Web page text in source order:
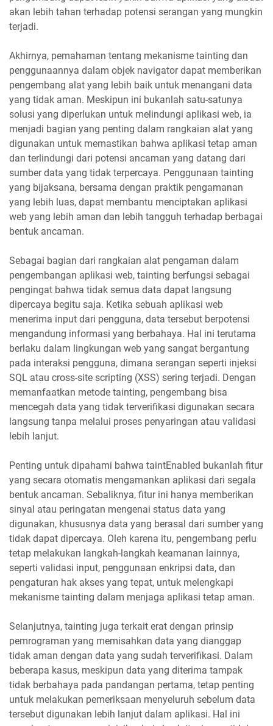
akan lebih tahan terhadap potensi serangan yang mungkin
terjadi.
Akhirnya, pemahaman tentang mekanisme tainting dan
penggunaannya dalam objek navigator dapat memberikan
pengembang alat yang lebih baik untuk menangani data
yang tidak aman. Meskipun ini bukanlah satu-satunya
solusi yang diperlukan untuk melindungi aplikasi web, ia
menjadi bagian yang penting dalam rangkaian alat yang
digunakan untuk memastikan bahwa aplikasi tetap aman
dan terlindungi dari potensi ancaman yang datang dari
sumber data yang tidak terpercaya. Penggunaan tainting
yang bijaksana, bersama dengan praktik pengamanan
yang lebih luas, dapat membantu menciptakan aplikasi
web yang lebih aman dan lebih tangguh terhadap berbagai
bentuk ancaman.
Sebagai bagian dari rangkaian alat pengaman dalam
pengembangan aplikasi web, tainting berfungsi sebagai
pengingat bahwa tidak semua data dapat langsung
dipercaya begitu saja. Ketika sebuah aplikasi web
menerima input dari pengguna, data tersebut berpotensi
mengandung informasi yang berbahaya. Hal ini terutama
berlaku dalam lingkungan web yang sangat bergantung
pada interaksi pengguna, dimana serangan seperti injeksi
SQL atau cross-site scripting (XSS) sering terjadi. Dengan
memanfaatkan metode tainting, pengembang bisa
mencegah data yang tidak terverifikasi digunakan secara
langsung tanpa melalui proses penyaringan atau validasi
lebih lanjut.
Penting untuk dipahami bahwa taintEnabled bukanlah fitur
yang secara otomatis mengamankan aplikasi dari segala
bentuk ancaman. Sebaliknya, fitur ini hanya memberikan
sinyal atau peringatan mengenai status data yang
digunakan, khususnya data yang berasal dari sumber yang
tidak dapat dipercaya. Oleh karena itu, pengembang perlu
tetap melakukan langkah-langkah keamanan lainnya,
seperti validasi input, penggunaan enkripsi data, dan
pengaturan hak akses yang tepat, untuk melengkapi
mekanisme tainting dalam menjaga aplikasi tetap aman.
Selanjutnya, tainting juga terkait erat dengan prinsip
pemrograman yang memisahkan data yang dianggap
tidak aman dengan data yang sudah terverifikasi. Dalam
beberapa kasus, meskipun data yang diterima tampak
tidak berbahaya pada pandangan pertama, tetap penting
untuk melakukan pemeriksaan menyeluruh sebelum data
tersebut digunakan lebih lanjut dalam aplikasi. Hal ini